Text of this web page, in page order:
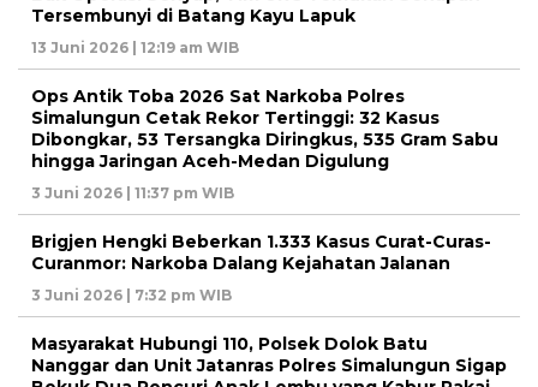
Tersembunyi di Batang Kayu Lapuk
13 Juni 2026 | 12:19 am WIB
Ops Antik Toba 2026 Sat Narkoba Polres
Simalungun Cetak Rekor Tertinggi: 32 Kasus
Dibongkar, 53 Tersangka Diringkus, 535 Gram Sabu
hingga Jaringan Aceh-Medan Digulung
3 Juni 2026 | 11:37 pm WIB
Brigjen Hengki Beberkan 1.333 Kasus Curat-Curas-
Curanmor: Narkoba Dalang Kejahatan Jalanan
3 Juni 2026 | 7:32 pm WIB
Masyarakat Hubungi 110, Polsek Dolok Batu
Nanggar dan Unit Jatanras Polres Simalungun Sigap